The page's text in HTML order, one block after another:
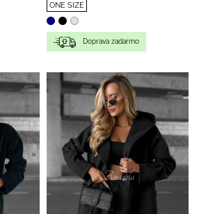
ONE SIZE
Doprava zadarmo